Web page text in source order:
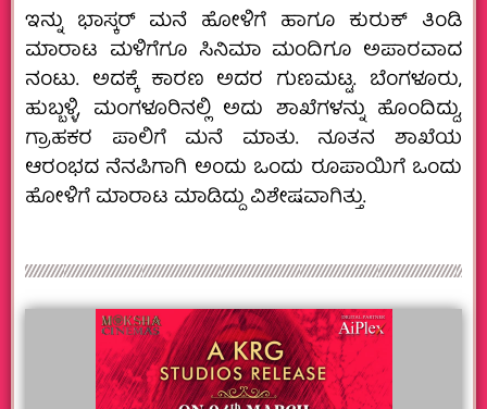
ಇನ್ನು ಭಾಸ್ಕರ್‌ ಮನೆ ಹೋಳಿಗೆ ಹಾಗೂ ಕುರುಕ್‌ ತಿಂಡಿ
ಮಾರಾಟ ಮಳಿಗೆಗೂ ಸಿನಿಮಾ ಮಂದಿಗೂ ಅಪಾರವಾದ
ನಂಟು. ಅದಕ್ಕೆ ಕಾರಣ ಅದರ ಗುಣಮಟ್ಟ. ಬೆಂಗಳೂರು,
ಹುಬ್ಬಳ್ಳಿ, ಮಂಗಳೂರಿನಲ್ಲಿ ಅದು ಶಾಖೆಗಳನ್ನು ಹೊಂದಿದ್ದು,
ಗ್ರಾಹಕರ ಪಾಲಿಗೆ ಮನೆ ಮಾತು. ನೂತನ ಶಾಖೆಯ
ಆರಂಭದ ನೆನಪಿಗಾಗಿ ಅಂದು ಒಂದು ರೂಪಾಯಿಗೆ ಒಂದು
ಹೋಳಿಗೆ ಮಾರಾಟ ‌ಮಾಡಿದ್ದು ವಿಶೇಷವಾಗಿತ್ತು.